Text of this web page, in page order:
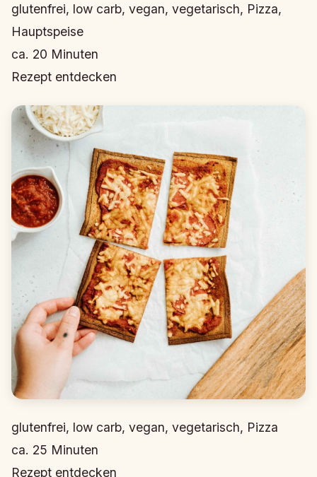
glutenfrei, low carb, vegan, vegetarisch, Pizza,
Hauptspeise
ca. 20 Minuten
Rezept entdecken
glutenfrei, low carb, vegan, vegetarisch, Pizza
ca. 25 Minuten
Rezept entdecken